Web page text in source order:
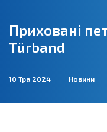
Приховані
Türband
10 Тра 2024 Новини